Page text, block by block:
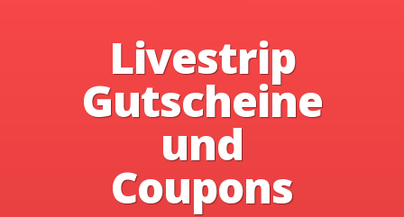
Livestrip
Gutscheine
und
Coupons